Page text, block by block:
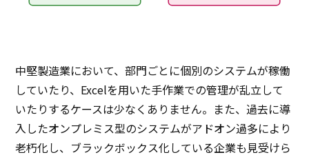
中堅製造業において、部門ごとに個別のシステムが稼働
していたり、Excelを用いた手作業での管理が乱立して
いたりするケースは少なくありません。また、過去に導
入したオンプレミス型のシステムがアドオン過多により
老朽化し、ブラックボックス化している企業も見受けら